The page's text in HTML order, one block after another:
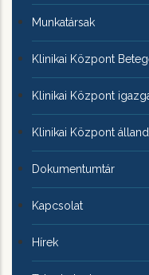
Munkatársak
Klinikai Központ
Klinikai Központ
Klinikai Központ
Dokumentumtár
Kapcsolat
Hírek